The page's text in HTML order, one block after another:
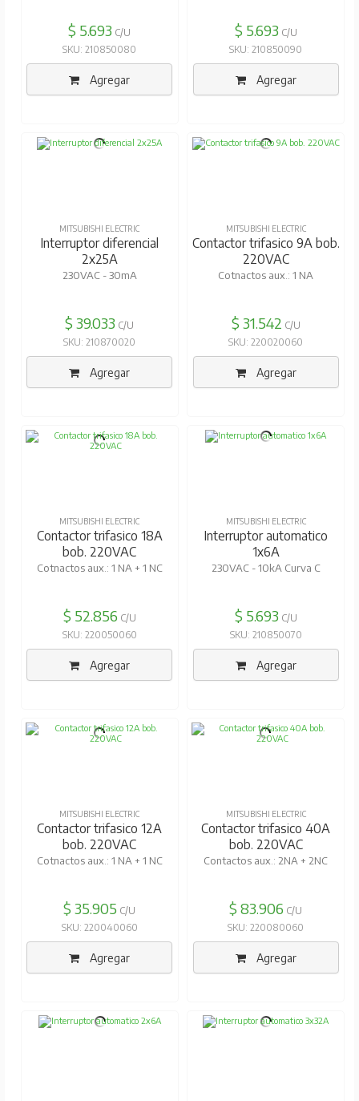
$ 5.693 C/U
SKU: 210850080
Agregar
$ 5.693 C/U
SKU: 210850090
Agregar
MITSUBISHI ELECTRIC
Interruptor diferencial
2x25A
230VAC - 30mA
$ 39.033 C/U
SKU: 210870020
Agregar
MITSUBISHI ELECTRIC
Contactor trifasico 9A bob.
220VAC
Cotnactos aux.: 1 NA
$ 31.542 C/U
SKU: 220020060
Agregar
MITSUBISHI ELECTRIC
Contactor trifasico 18A
bob. 220VAC
Cotnactos aux.: 1 NA + 1 NC
$ 52.856 C/U
SKU: 220050060
Agregar
MITSUBISHI ELECTRIC
Interruptor automatico
1x6A
230VAC - 10kA Curva C
$ 5.693 C/U
SKU: 210850070
Agregar
MITSUBISHI ELECTRIC
Contactor trifasico 12A
bob. 220VAC
Cotnactos aux.: 1 NA + 1 NC
$ 35.905 C/U
SKU: 220040060
Agregar
MITSUBISHI ELECTRIC
Contactor trifasico 40A
bob. 220VAC
Contactos aux.: 2NA + 2NC
$ 83.906 C/U
SKU: 220080060
Agregar